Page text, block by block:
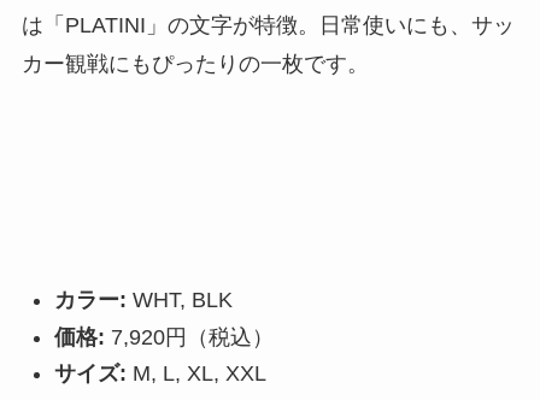
は「PLATINI」の文字が特徴。日常使いにも、サッ
カー観戦にもぴったりの一枚です。
カラー: WHT, BLK
価格: 7,920円（税込）
サイズ: M, L, XL, XXL